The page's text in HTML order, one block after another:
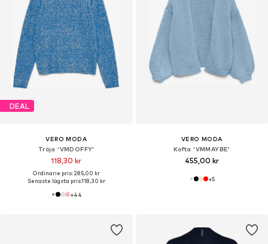
DEAL
VERO MODA
Tröja 'VMDOFFY'
118,30 kr
Ordinarie pris: 285,00 kr
Senaste lägsta pris:118,30 kr
+44
VERO MODA
Kofta 'VMMAYBE'
455,00 kr
+5